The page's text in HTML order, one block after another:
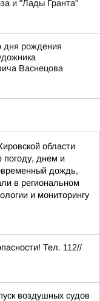
и "Лады Гранта"
дня рождения
Васнецова
области
погоду, днем и
дождь,
в региональном
и мониторингу
Тел. 112//
воздушных судов